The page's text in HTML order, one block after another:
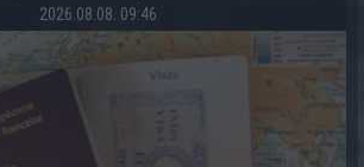
2026.08.08. 09:46